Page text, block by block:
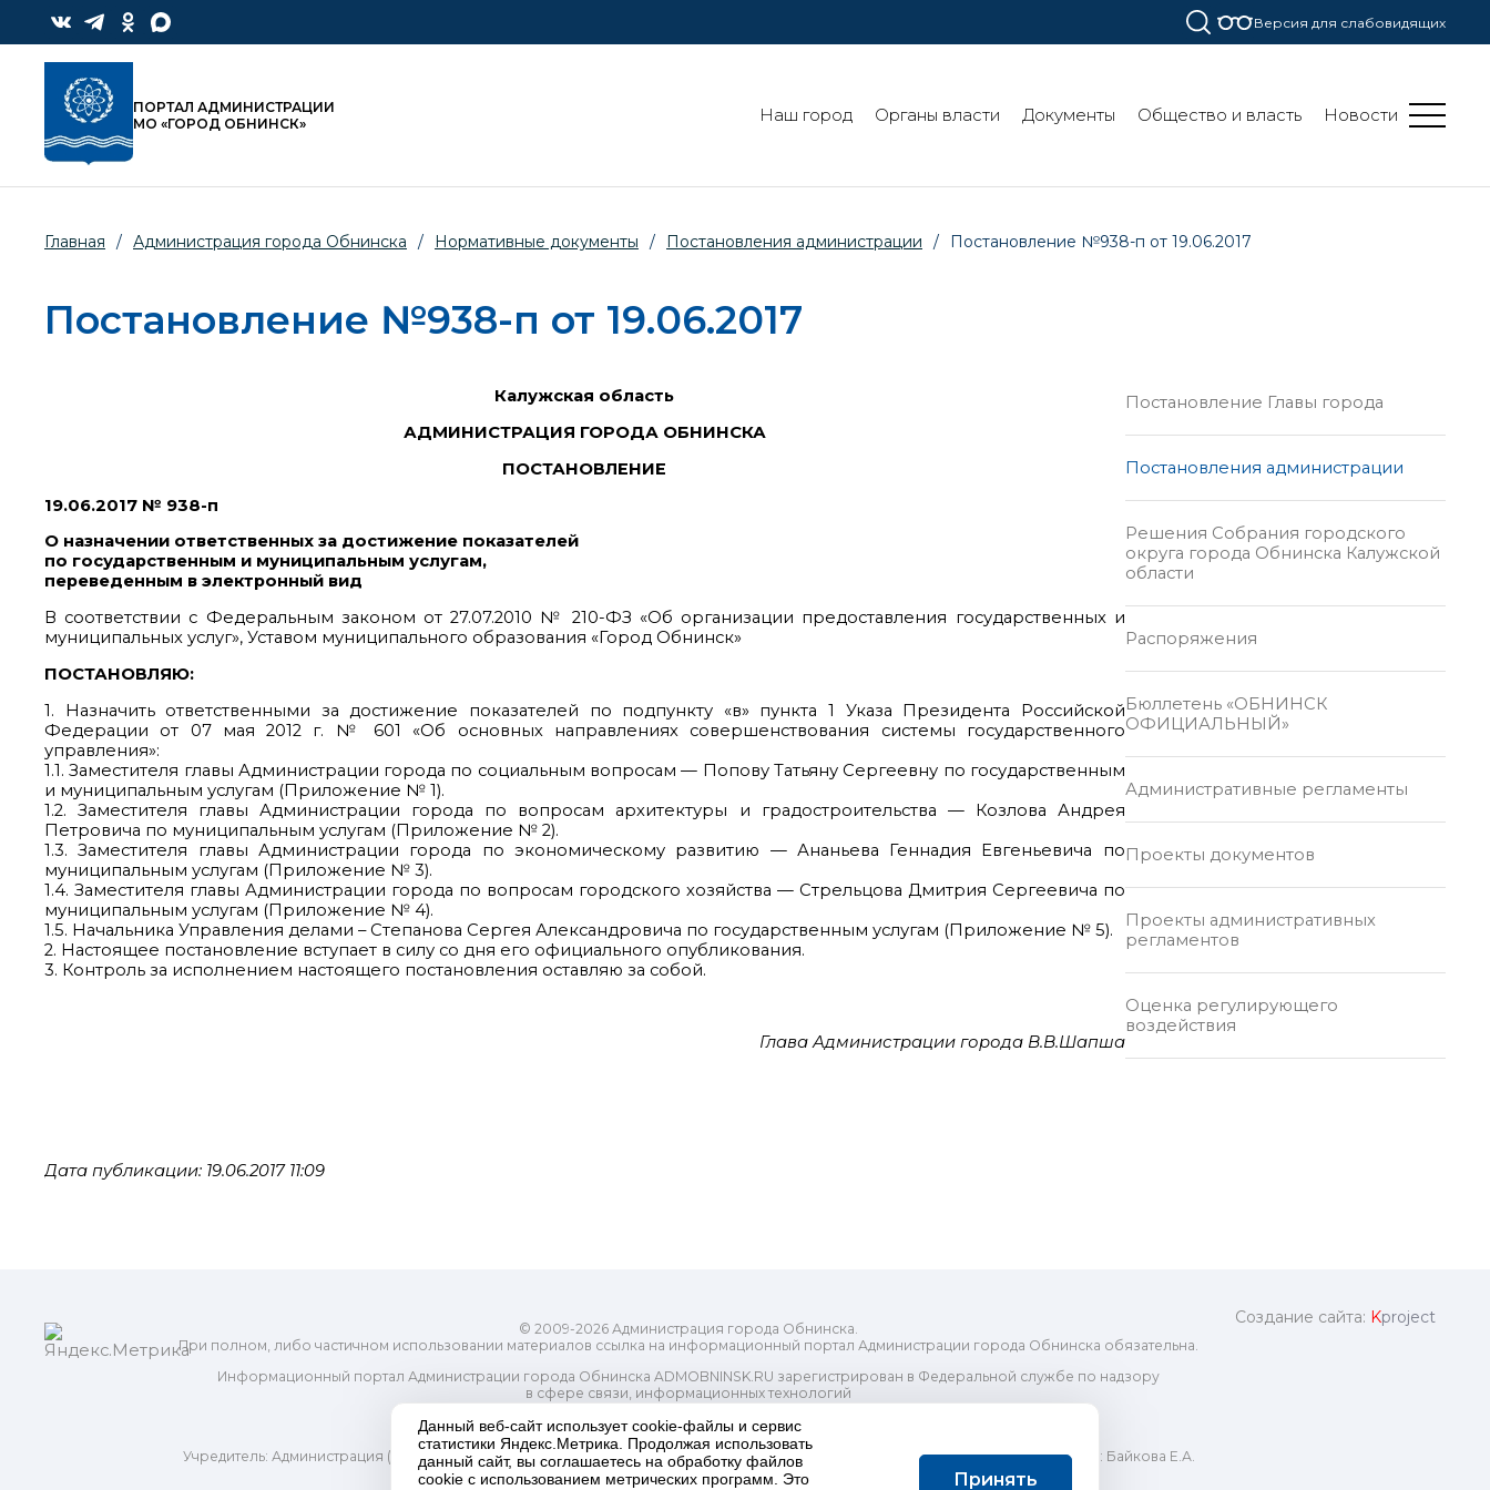
Версия для слабовидящих
ПОРТАЛ АДМИНИСТРАЦИИ
МО «ГОРОД ОБНИНСК»
Наш город Органы власти Документы Общество и власть Новости
Главная / Администрация города Обнинска / Нормативные документы / Постановления администрации / Постановление №938-п от 19.06.2017
Постановление №938-п от 19.06.2017
Калужская область
АДМИНИСТРАЦИЯ ГОРОДА ОБНИНСКА
ПОСТАНОВЛЕНИЕ
19.06.2017 № 938-п
О назначении ответственных за достижение показателей
по государственным и муниципальным услугам,
переведенным в электронный вид
В соответствии с Федеральным законом от 27.07.2010 № 210-ФЗ «Об организации предоставления государственных и
муниципальных услуг», Уставом муниципального образования «Город Обнинск»
ПОСТАНОВЛЯЮ:
1. Назначить ответственными за достижение показателей по подпункту «в» пункта 1 Указа Президента Российской
Федерации от 07 мая 2012 г. № 601 «Об основных направлениях совершенствования системы государственного
управления»:
1.1. Заместителя главы Администрации города по социальным вопросам — Попову Татьяну Сергеевну по государственным
и муниципальным услугам (Приложение № 1).
1.2. Заместителя главы Администрации города по вопросам архитектуры и градостроительства — Козлова Андрея
Петровича по муниципальным услугам (Приложение № 2).
1.3. Заместителя главы Администрации города по экономическому развитию — Ананьева Геннадия Евгеньевича по
муниципальным услугам (Приложение № 3).
1.4. Заместителя главы Администрации города по вопросам городского хозяйства — Стрельцова Дмитрия Сергеевича по
муниципальным услугам (Приложение № 4).
1.5. Начальника Управления делами – Степанова Сергея Александровича по государственным услугам (Приложение № 5).
2. Настоящее постановление вступает в силу со дня его официального опубликования.
3. Контроль за исполнением настоящего постановления оставляю за собой.
Глава Администрации города В.В.Шапша
Дата публикации: 19.06.2017 11:09
Постановление Главы города
Постановления администрации
Решения Собрания городского
округа города Обнинска Калужской
области
Распоряжения
Бюллетень «ОБНИНСК
ОФИЦИАЛЬНЫЙ»
Административные регламенты
Проекты документов
Проекты административных
регламентов
Оценка регулирующего
воздействия
© 2009-2026 Администрация города Обнинска.
При полном, либо частичном использовании материалов ссылка на информационный портал Администрации города Обнинска обязательна.
Информационный портал Администрации города Обнинска ADMOBNINSK.RU зарегистрирован в Федеральной службе по надзору
в сфере связи, информационных технологий
Свидетельство о регистрации Эл № ФС77-73321
Учредитель: Администрация (исполнительно-распорядительный орган) городского округа "Город Обнинск". Главный редактор: Байкова Е.А.
Адрес электронной почты Редакции: redactor@admobninsk.ru
Создание сайта: Kproject
Данный веб-сайт использует cookie-файлы и сервис
статистики Яндекс.Метрика. Продолжая использовать
данный сайт, вы соглашаетесь на обработку файлов
cookie с использованием метрических программ. Это
Принять